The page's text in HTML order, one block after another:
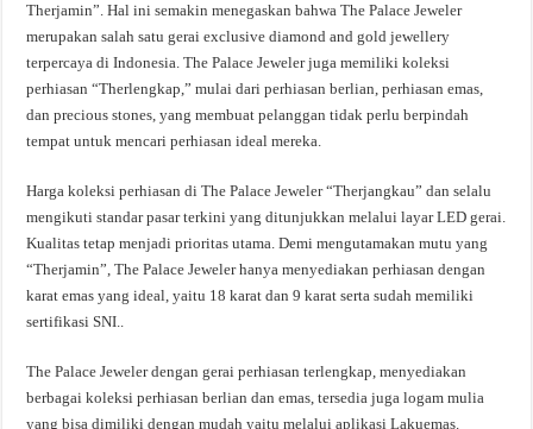
Therjamin”. Hal ini semakin menegaskan bahwa The Palace Jeweler
merupakan salah satu gerai exclusive diamond and gold jewellery
terpercaya di Indonesia. The Palace Jeweler juga memiliki koleksi
perhiasan “Therlengkap,” mulai dari perhiasan berlian, perhiasan emas,
dan precious stones, yang membuat pelanggan tidak perlu berpindah
tempat untuk mencari perhiasan ideal mereka.
Harga koleksi perhiasan di The Palace Jeweler “Therjangkau” dan selalu
mengikuti standar pasar terkini yang ditunjukkan melalui layar LED gerai.
Kualitas tetap menjadi prioritas utama. Demi mengutamakan mutu yang
“Therjamin”, The Palace Jeweler hanya menyediakan perhiasan dengan
karat emas yang ideal, yaitu 18 karat dan 9 karat serta sudah memiliki
sertifikasi SNI..
The Palace Jeweler dengan gerai perhiasan terlengkap, menyediakan
berbagai koleksi perhiasan berlian dan emas, tersedia juga logam mulia
yang bisa dimiliki dengan mudah yaitu melalui aplikasi Lakuemas.